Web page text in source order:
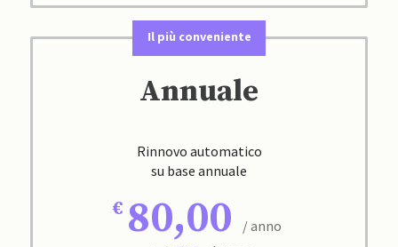
Il più conveniente
Annuale
Rinnovo automatico
su base annuale
80,00
/ anno